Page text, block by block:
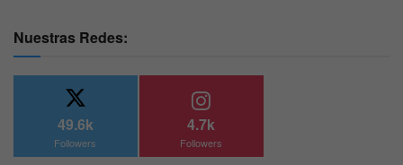
Nuestras Redes:
49.6k
Followers
4.7k
Followers